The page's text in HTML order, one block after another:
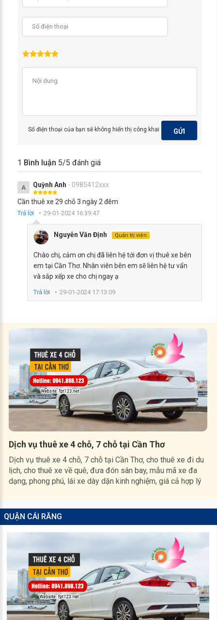
Số điện thoại của bạn sẽ không hiển thị công khai GỬI
1 Bình luận 5/5 đánh giá
A Quỳnh Anh - 0985412xxx
Cần thuê xe 29 chỗ 3 ngày 2 đêm
Trả lời 29-01-2024 16:39:47
Nguyễn Văn Định Quản trị viên
Chào chị, cảm ơn chị đã liên hệ tới đơn vị thuê xe bên
em tại Cần Thơ. Nhân viên bên em sẽ liên hệ tư vấn
và sắp xếp xe cho chị ngay ạ
Trả lời 29-01-2024 17:13:09
Dịch vụ thuê xe 4 chỗ, 7 chỗ tại Cần Thơ
Dịch vụ thuê xe 4 chỗ, 7 chỗ tại Cần Thơ, cho thuê xe đi du
lịch, cho thuê xe về quê, đưa đón sân bay, mẫu mã xe đa
dạng, phong phú, lái xe dày dặn kinh nghiệm, giá cả hợp lý
QUẬN CÁI RĂNG